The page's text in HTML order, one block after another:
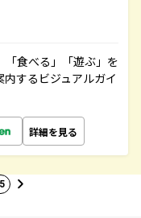
食べる」「遊ぶ」を
するビジュアルガイ
詳細を見る